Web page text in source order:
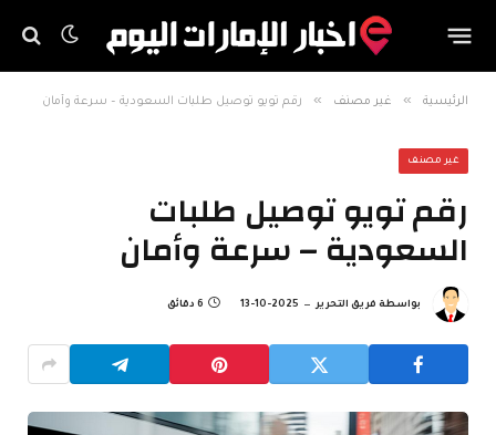
الرئيسية » غير مصنف » رقم تويو توصيل طلبات السعودية – سرعة وأمان
غير مصنف
رقم تويو توصيل طلبات
السعودية – سرعة وأمان
بواسطة فريق التحرير 2025-10-13 6 دقائق